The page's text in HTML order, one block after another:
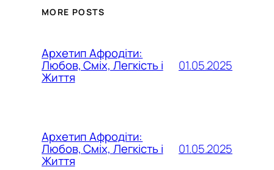
MORE POSTS
Архетип Афродіти:
Любов, Сміх, Легкість і
Життя
01.05.2025
Архетип Афродіти:
Любов, Сміх, Легкість і
Життя
01.05.2025